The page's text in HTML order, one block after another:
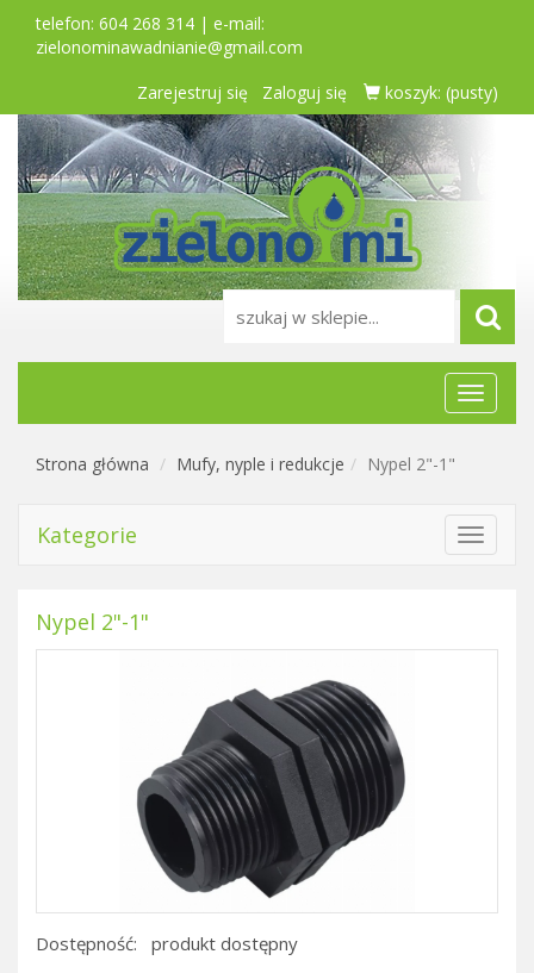
telefon: 604 268 314 | e-mail:
zielonominawadnianie@gmail.com
Zarejestruj się
Zaloguj się koszyk: (pusty)
Menu
główne
Strona główna Mufy, nyple i redukcje Nypel 2"-1"
Kategorie
Toggle
Nypel 2"-1"
Dostępność: produkt dostępny